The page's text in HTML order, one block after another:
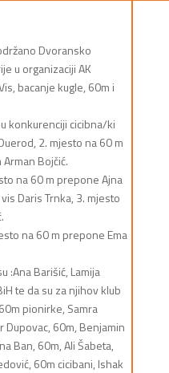
Dvoransko
u organizaciji AK
bacanje kugle, 60m i
konkurenciji cicibna/ki
2. mjesto na 60 m
Bojčić.
na 60 m prepone Ajna
Daris Trnka, 3. mjesto
na 60 m prepone Ema
:Ana Barišić, Lamija
te da su za njihov klub
pionirke, Samra
Dupovac, 60m, Benjamin
Ban, 60m, Ali Šabeta,
60m cicibani, Ishak